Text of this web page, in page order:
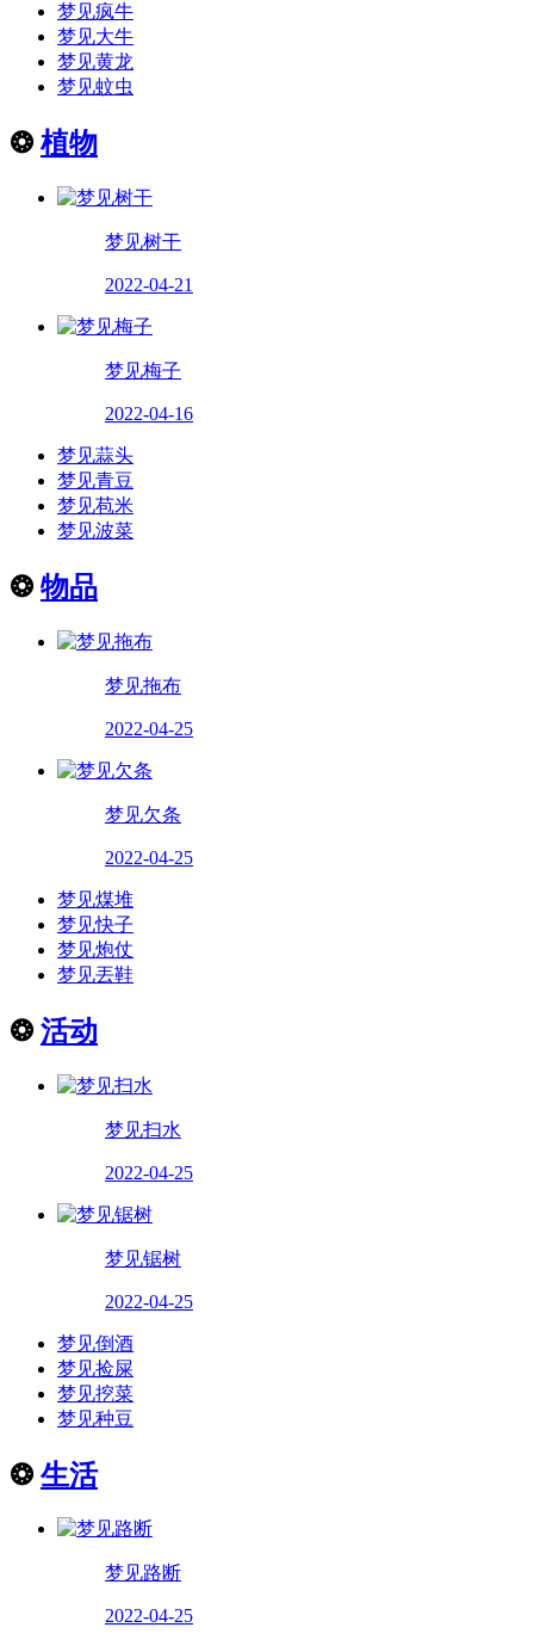
梦见疯牛
梦见大牛
梦见黄龙
梦见蚊虫
❂ 植物
梦见树干
2022-04-21
梦见梅子
2022-04-16
梦见蒜头
梦见青豆
梦见苞米
梦见波菜
❂ 物品
梦见拖布
2022-04-25
梦见欠条
2022-04-25
梦见煤堆
梦见快子
梦见炮仗
梦见丟鞋
❂ 活动
梦见扫水
2022-04-25
梦见锯树
2022-04-25
梦见倒酒
梦见捡屎
梦见挖菜
梦见种豆
❂ 生活
梦见路断
2022-04-25